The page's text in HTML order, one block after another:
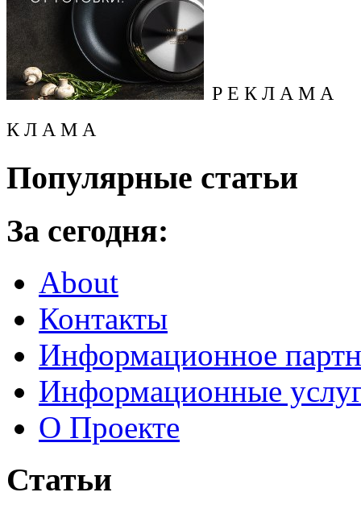
Р Е К Л А М А
К Л А М А
Популярные статьи
За сегодня:
About
Контакты
Информационное
Информационные
О Проекте
Статьи